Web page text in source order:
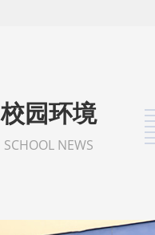
校园环境
SCHOOL NEWS